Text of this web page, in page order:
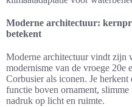
Moderne architectuur:
betekent
Moderne architectuur vindt zijn
modernisme van de vroege 20e
Corbusier als iconen. Je herkent
functie boven ornament, slimme
nadruk op licht en ruimte.